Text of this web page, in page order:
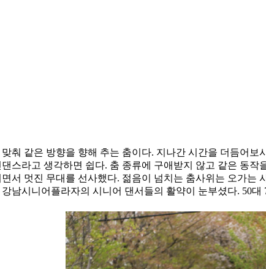
춰 같은 방향을 향해 추는 춤이다. 지나간 시간을 더듬어
스라고 생각하면 쉽다. 춤 종류에 구애받지 않고 같은 동
서 멋진 무대를 선사했다. 젊음이 넘치는 춤사위는 오가
남시니어플라자의 시니어 댄서들의 활약이 눈부셨다. 50